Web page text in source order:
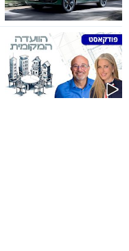
פודקאסט
40
UNDER
40